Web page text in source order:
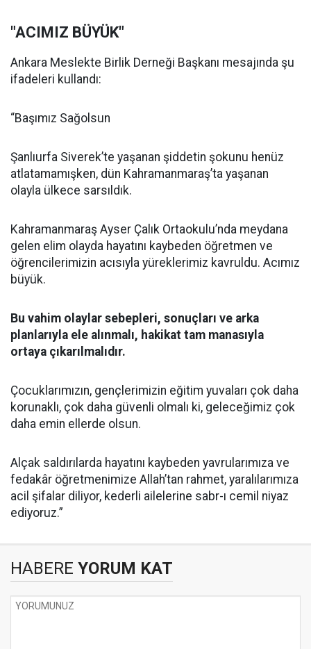
"ACIMIZ BÜYÜK"
Ankara Meslekte Birlik Derneği Başkanı mesajında şu
ifadeleri kullandı:
“Başımız Sağolsun
Şanlıurfa Siverek’te yaşanan şiddetin şokunu henüz
atlatamamışken, dün Kahramanmaraş’ta yaşanan
olayla ülkece sarsıldık.
Kahramanmaraş Ayser Çalık Ortaokulu’nda meydana
gelen elim olayda hayatını kaybeden öğretmen ve
öğrencilerimizin acısıyla yüreklerimiz kavruldu. Acımız
büyük.
Bu vahim olaylar sebepleri, sonuçları ve arka
planlarıyla ele alınmalı, hakikat tam manasıyla
ortaya çıkarılmalıdır.
Çocuklarımızın, gençlerimizin eğitim yuvaları çok daha
korunaklı, çok daha güvenli olmalı ki, geleceğimiz çok
daha emin ellerde olsun.
Alçak saldırılarda hayatını kaybeden yavrularımıza ve
fedakâr öğretmenimize Allah’tan rahmet, yaralılarımıza
acil şifalar diliyor, kederli ailelerine sabr-ı cemil niyaz
ediyoruz.”
HABERE YORUM KAT